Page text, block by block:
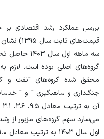
بررسی عملکرد رشد اقتصادی
قیمت‌های
سه ماهه اول
گروه‌های اصلی بوده است. لازم
محقق شده گروه‌های "نفت و
جنگلداری و ماهیگیری " و "
اول سال ۱۴۰۳ به ترتیب معادل ۱.۰، ۰.۸، ۰.۳ و ۱.۱ واحد درصد بوده است.